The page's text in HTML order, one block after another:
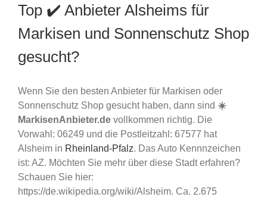
Top ✔️ Anbieter Alsheims für
Markisen und Sonnenschutz Shop
gesucht?
Wenn Sie den besten Anbieter für Markisen oder
Sonnenschutz Shop gesucht haben, dann sind ☀️
MarkisenAnbieter.de vollkommen richtig. Die
Vorwahl: 06249 und die Postleitzahl: 67577 hat
Alsheim in Rheinland-Pfalz. Das Auto Kennnzeichen
ist: AZ. Möchten Sie mehr über diese Stadt erfahren?
Schauen Sie hier:
https://de.wikipedia.org/wiki/Alsheim. Ca. 2.675